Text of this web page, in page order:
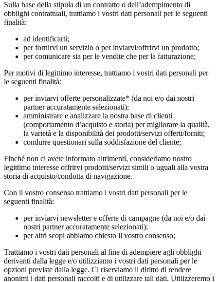
Sulla base della stipula di un contratto o dell’adempimento di
obblighi contrattuali, trattiamo i vostri dati personali per le seguenti
finalità:
ad identificarti;
per fornirvi un servizio o per inviarvi/offrirvi un prodotto;
per comunicare sia per le vendite che per la fatturazione;
Per motivi di legittimo interesse, trattiamo i vostri dati personali per
le seguenti finalità:
per inviarvi offerte personalizzate* (da noi e/o dai nostri
partner accuratamente selezionati);
amministrare e analizzare la nostra base di clienti
(comportamento d’acquisto e storia) per migliorare la qualità,
la varietà e la disponibilità dei prodotti/servizi offerti/forniti;
condurre questionari sulla soddisfazione del cliente;
Finché non ci avete informato altrimenti, consideriamo nostro
legittimo interesse offrirvi prodotti/servizi simili o uguali alla vostra
storia di acquisto/condotta di navigazione.
Con il vostro consenso trattiamo i vostri dati personali per le
seguenti finalità:
per inviarvi newsletter e offerte di campagne (da noi e/o dai
nostri partner accuratamente selezionati);
per altri scopi abbiamo chiesto il vostro consenso;
Trattiamo i vostri dati personali al fine di adempiere agli obblighi
derivanti dalla legge e/o utilizziamo i vostri dati personali per le
opzioni previste dalla legge. Ci riserviamo il diritto di rendere
anonimi i dati personali raccolti e di utilizzare tali dati. Utilizzeremo i